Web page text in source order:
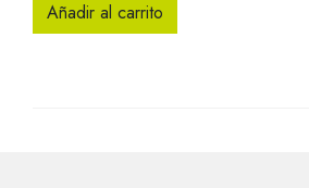
Añadir al carrito